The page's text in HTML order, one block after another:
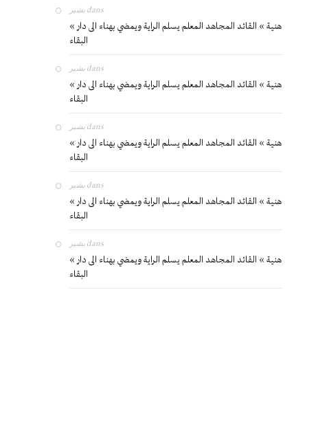
بشير dans
« هنية » القائد المجاهد المعلم يسلم الراية ويمضي بهناء الى دار
البقاء
بشير dans
« هنية » القائد المجاهد المعلم يسلم الراية ويمضي بهناء الى دار
البقاء
بشير dans
« هنية » القائد المجاهد المعلم يسلم الراية ويمضي بهناء الى دار
البقاء
بشير dans
« هنية » القائد المجاهد المعلم يسلم الراية ويمضي بهناء الى دار
البقاء
بشير dans
« هنية » القائد المجاهد المعلم يسلم الراية ويمضي بهناء الى دار
البقاء